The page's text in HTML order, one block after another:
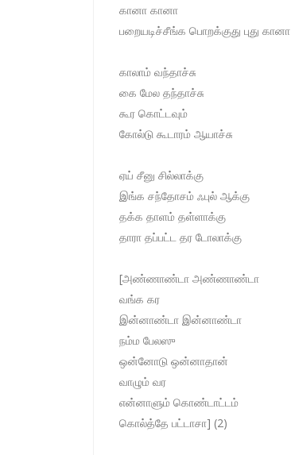
கானா கானா
பறையடிச்சீங்க பொறக்குது புது கானா
காலாம் வந்தாச்சு
கை மேல தந்தாச்சு
கூர கொட்டவும்
கோல்டு கூடாரம் ஆயாச்சு
ஏய் சீனு சில்லாக்கு
இங்க சந்தோசம் ஃபுல் ஆக்கு
தக்க தாளம் தள்ளாக்கு
தாரா தப்பட்ட தர டோலாக்கு
[அண்ணாண்டா அண்ணாண்டா
வங்க கர
இன்னாண்டா இன்னாண்டா
நம்ம பேலஸு
ஒன்னோடு ஒன்னாதான்
வாழும் வர
என்னாளும் கொண்டாட்டம்
கொல்த்தே பட்டாசா] (2)